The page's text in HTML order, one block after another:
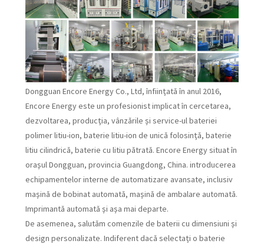
Dongguan Encore Energy Co., Ltd, înființată în anul 2016,
Encore Energy este un profesionist implicat în cercetarea,
dezvoltarea, producția, vânzările și service-ul bateriei
polimer litiu-ion, baterie litiu-ion de unică folosință, baterie
litiu cilindrică, baterie cu litiu pătrată. Encore Energy situat în
orașul Dongguan, provincia Guangdong, China. introducerea
echipamentelor interne de automatizare avansate, inclusiv
mașină de bobinat automată, mașină de ambalare automată.
Imprimantă automată și așa mai departe.
De asemenea, salutăm comenzile de baterii cu dimensiuni și
design personalizate. Indiferent dacă selectați o baterie